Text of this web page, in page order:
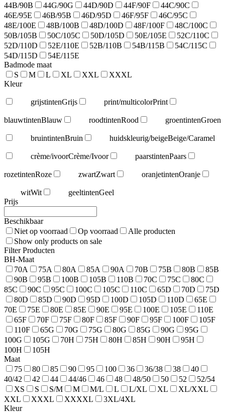
44B/90B
44G/90G 44D/90D 44F/90F
44C/90C
46E/95E
46B/95B 46D/95D 46F/95F
46C/95C
48E/100E
48B/100B 48D/100D 48F/100F
48C/100C
50B/105B
50C/105C 50D/105D 50E/105E
52C/110C
52D/110D
52E/110E 52B/110B 54B/115B
54C/115C
54D/115D
54E/115E
Badmode maat
S
M L XL XXL
XXXL
Kleur
grijstintenGrijs print/multicolorPrint
blauwtintenBlauw roodtintenRood groentintenGroen
bruintintenBruin huidskleurig/beigeBeige/Caramel
crème/ivoorCrème/Ivoor paarstintenPaars
rozetintenRoze zwartZwart oranjetintenOranje
witWit geeltintenGeel
Prijs
Beschikbaar
Niet op voorraad
Op voorraad
Alle producten
Show only products on sale
Filter Producten
BH-Maat
70A
75A 80A 85A 90A 70B 75B 80B
85B
90B
95B 100B 105B 110B 70C 75C
80C
85C
90C 95C 100C 105C 110C 65D 70D
75D
80D
85D 90D 95D 100D 105D 110D
65E
70E
75E 80E 85E 90E 95E 100E 105E
110E
65F
70F 75F 80F 85F 90F 95F 100F
105F
110F
65G 70G 75G 80G 85G 90G
95G
100G
105G 70H 75H 80H 85H 90H
95H
100H
105H
Maat
75
80 85 90 95 100 36 36/38 38
40
40/42
42 44 44/46 46 48 48/50 50 52
52/54
XS
S S/M M M/L L L/XL XL
XL/XXL
XXL
XXXL XXXXL
3XL/4XL
Kleur